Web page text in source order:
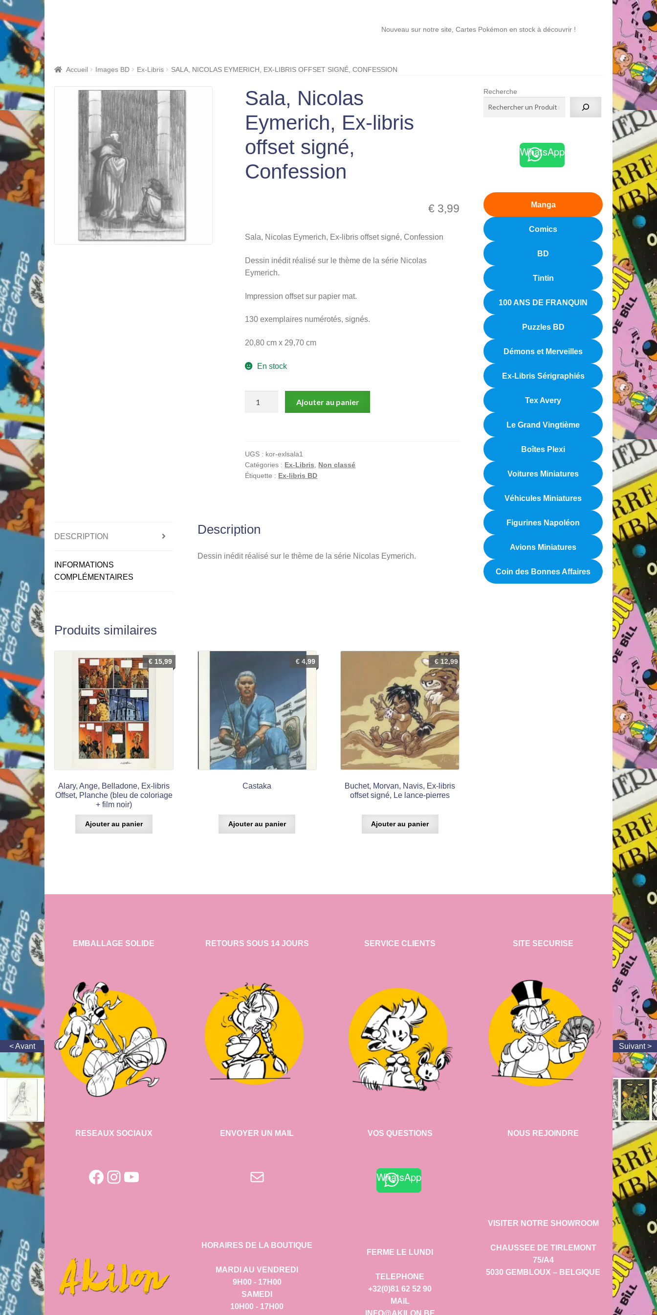
Nouveau sur notre site, Cartes Pokémon en stock à découvrir !
Accueil Images BD Ex-Libris SALA, NICOLAS EYMERICH, EX-LIBRIS OFFSET SIGNÉ, CONFESSION
Sala, Nicolas
Eymerich, Ex-libris
offset signé,
Confession
€ 3,99
Sala, Nicolas Eymerich, Ex-libris offset signé, Confession
Dessin inédit réalisé sur le thème de la série Nicolas
Eymerich.
Impression offset sur papier mat.
130 exemplaires numérotés, signés.
20,80 cm x 29,70 cm
En stock
Ex-
libris
offset
Ajouter au panier
UGS : kor-exlsala1
Catégories : Ex-Libris
Non classé
Étiquette : Ex-libris BD
DESCRIPTION
INFORMATIONS
COMPLÉMENTAIRES
Description
Dessin inédit réalisé sur le thème de la série Nicolas Eymerich.
Produits similaires
Alary, Ange, Belladone, Ex-libris
Offset, Planche (bleu de coloriage
+ film noir)
€15,99
Ajouter au panier
Castaka
€4,99
Ajouter au panier
Buchet, Morvan, Navis, Ex-libris
offset signé, Le lance-pierres
€ 12,99
Ajouter au panier
Recherche
WhatsApp
Manga
Comics
BD
Tintin
100 ANS DE FRANQUIN
Puzzles BD
Démons et Merveilles
Ex-Libris Sérigraphiés
Tex Avery
Le Grand Vingtième
Boîtes Plexi
Voitures Miniatures
Véhicules Miniatures
Figurines Napoléon
Avions Miniatures
Coin des Bonnes Affaires
EMBALLAGE SOLIDE
RESEAUX SOCIAUX
Facebook
Instagram
YouTube
RETOURS SOUS 14 JOURS
ENVOYER UN MAIL
E-mail
HORAIRES DE LA BOUTIQUE
MARDI AU VENDREDI
9H00 - 17H00
SAMEDI
10H00 - 17H00
SERVICE CLIENTS
VOS QUESTIONS
WhatsApp
FERME LE LUNDI
TELEPHONE
+32(0)81 62 52 90
MAIL
SITE SECURISE
NOUS REJOINDRE
VISITER NOTRE SHOWROOM
CHAUSSEE DE TIRLEMONT
75/A4
5030 GEMBLOUX – BELGIQUE